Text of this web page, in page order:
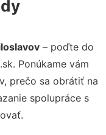
– poďte do
Ponúkame vám
prečo sa obrátiť na
spolupráce s